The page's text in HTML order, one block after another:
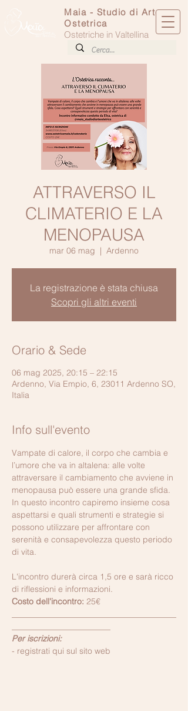
Maia - Studio di Arte
Ostetrica
Ostetriche in Valtellina
ATTRAVERSO IL
CLIMATERIO E LA
MENOPAUSA
mar 06 mag
  |
Ardenno
La registrazione è stata chiusa
Scopri gli altri eventi
Orario & Sede
06 mag 2025, 20:15 – 22:15
Ardenno, Via Empio, 6, 23011 Ardenno SO,
Italia
Info sull'evento
Vampate di calore, il corpo che cambia e
l’umore che va in altalena: alle volte
attraversare il cambiamento che avviene in
menopausa può essere una grande sfida.
In questo incontro capiremo insieme cosa
aspettarsi e quali strumenti e strategie si
possono utilizzare per affrontare con
serenità e consapevolezza questo periodo
di vita.
L'incontro durerà circa 1,5 ore e sarà ricco
di riflessioni e informazioni.
Costo dell'incontro: 25€
Per iscrizioni:
- registrati qui sul sito web